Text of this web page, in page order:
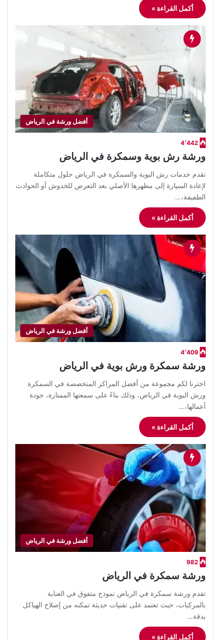
أكمل القراءة »
أفضل ورشة في الرياض
4٬442
ورشة رش بوية وسمكرة في الرياض
تقدم خدمات رش البوية والسمكرة في الرياض حلول متكاملة
لإعادة السيارة إلى مظهرها الأصلي بعد التعرض للخدوش أو الحوادث
الطفيفة،…
أكمل القراءة »
أفضل ورشة في الرياض
4٬409
ورشة سمكرة ورش بوية في الرياض
اخترنا لكم مجموعة من أفضل المراكز المتخصصة في السمكرة
ورش البوية في الرياض، وذلك بناءً على سمعتها الممتازة، جودة
أعمالها،…
أكمل القراءة »
أفضل ورشة في الرياض
982
ورشة سمكرة في الرياض
تقدم ورشة سمكرة في الرياض نموذج متفوق في العناية
بالمركبات، حيث تعتمد على تقنيات حديثة تمكنه من إصلاح الهياكل
بدقة…
أكمل القراءة »